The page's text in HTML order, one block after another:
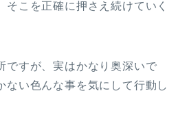
そこを正確に押さえ続けていく
ですが、実はかなり奥深いで
ない色んな事を気にして行動し